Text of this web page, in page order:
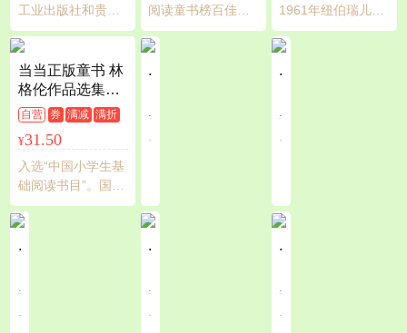
焦虑，王志庚、
孙莉莉、朱爱朝
推荐
工业出版社和贵州
教育出版社随机发
货。帮助孩子建立
规则，修正行为，
养成终身受益的好
习惯、好品德，美
国国家育儿中心专
业认证（步印童书
馆）
阅读童书榜百佳童
书，超人气侦探桥
梁书，累计销量破
满，每本穿插各种
蒲蒲兰绘本馆
1961年纽伯瑞儿童
文学奖银奖作品，
入选“20世纪全球50
程，让音乐成为生
当当正版童书 林
格伦作品选集美
绘版 长袜子皮皮
淘气包埃米尔等
经典文学国际安
徒生奖获得者林
格伦作品 7-12岁
小学生一二三四
五六年级推荐书
自营 券 满减 满折
¥31.50
入选“中国小学生基
础阅读书目”。国际
安徒生奖获得者林
格伦的不朽经典。
.
.
.
.
.
.
.
.
.
.